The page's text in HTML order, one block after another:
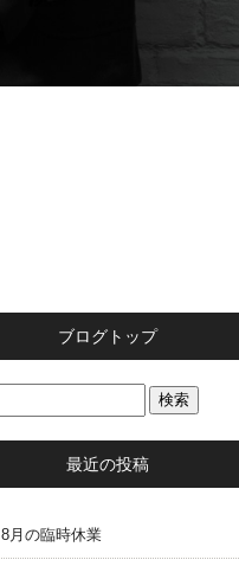
ブログトップ
最近の投稿
8月の臨時休業